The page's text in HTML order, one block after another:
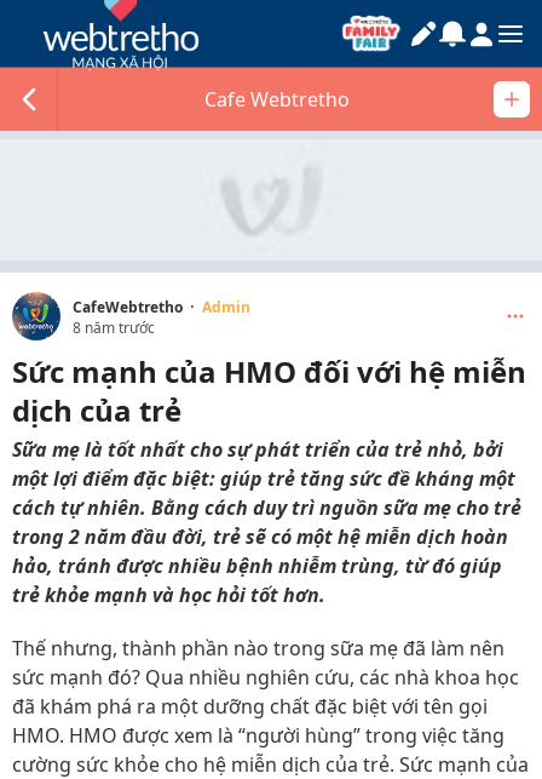
Cafe Webtretho
CafeWebtretho · Admin
8 năm trước
Sức mạnh của HMO đối với hệ miễn
dịch của trẻ
Sữa mẹ là tốt nhất cho sự phát triển của trẻ nhỏ, bởi
một lợi điểm đặc biệt: giúp trẻ tăng sức đề kháng một
cách tự nhiên. Bằng cách duy trì nguồn sữa mẹ cho trẻ
trong 2 năm đầu đời, trẻ sẽ có một hệ miễn dịch hoàn
hảo, tránh được nhiều bệnh nhiễm trùng, từ đó giúp
trẻ khỏe mạnh và học hỏi tốt hơn.
Thế nhưng, thành phần nào trong sữa mẹ đã làm nên
sức mạnh đó? Qua nhiều nghiên cứu, các nhà khoa học
đã khám phá ra một dưỡng chất đặc biệt với tên gọi
HMO. HMO được xem là “người hùng” trong việc tăng
cường sức khỏe cho hệ miễn dịch của trẻ. Sức mạnh của